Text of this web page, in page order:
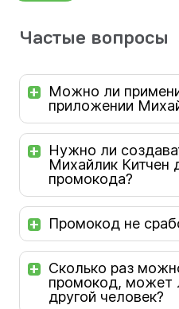
Частые вопросы
Можно ли
приложении
Нужно ли
Михайлик Китчен
промокода?
Промокод не
Сколько раз
промокод, может
другой человек?